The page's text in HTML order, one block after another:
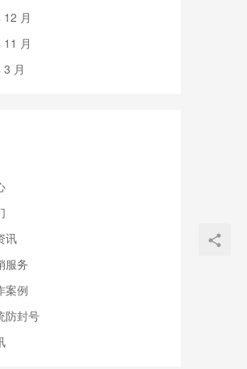
月
月
月
讯
服务
案例
防封号